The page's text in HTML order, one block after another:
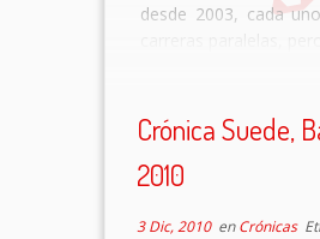
desde 2003, cada
Crónica Suede,
2010
3 Dic, 2010enCrónicas